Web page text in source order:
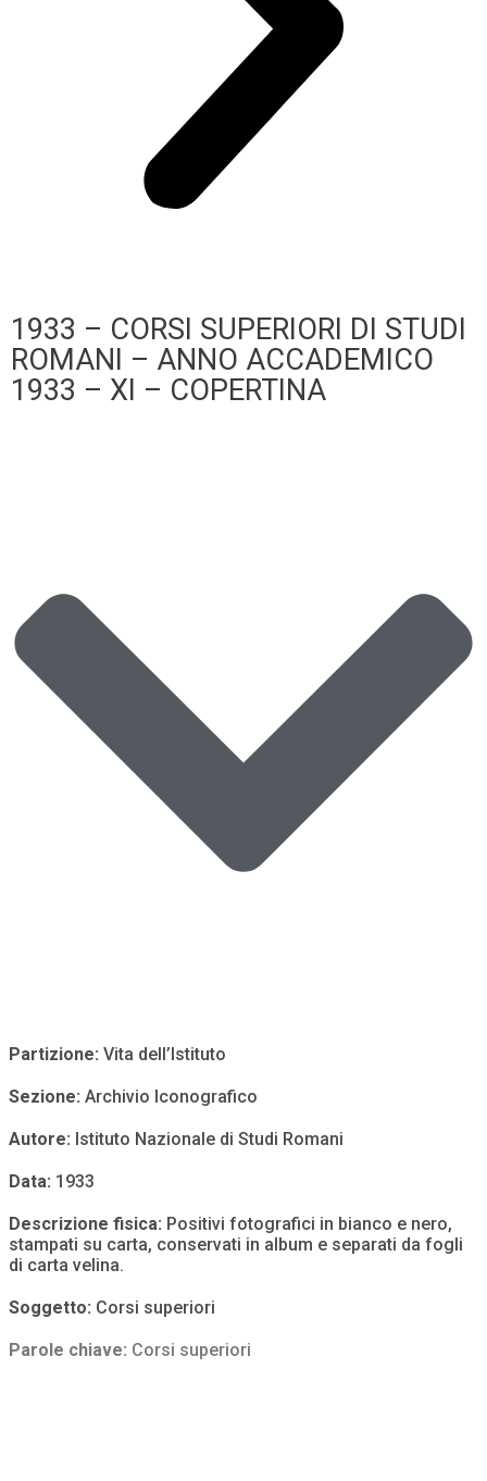
1933 – CORSI SUPERIORI DI STUDI
ROMANI – ANNO ACCADEMICO
1933 – XI – COPERTINA
Partizione: Vita dell’Istituto
Sezione: Archivio Iconografico
Autore: Istituto Nazionale di Studi Romani
Data: 1933
Descrizione fisica: Positivi fotografici in bianco e nero,
stampati su carta, conservati in album e separati da fogli
di carta velina.
Soggetto: Corsi superiori
Parole chiave: Corsi superiori